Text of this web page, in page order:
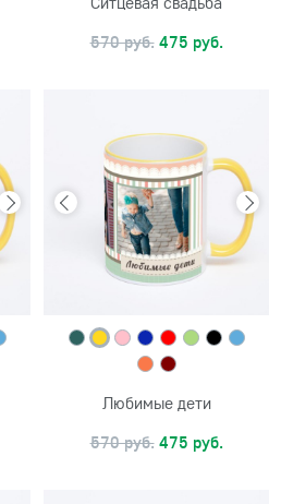
570 руб. 475 руб.
Любимые дети
570 руб. 475 руб.